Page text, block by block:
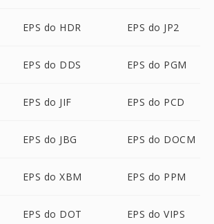
EPS do HDR EPS do JP2
EPS do DDS EPS do PGM
EPS do JIF EPS do PCD
EPS do JBG EPS do DOCM
EPS do XBM EPS do PPM
EPS do DOT EPS do VIPS